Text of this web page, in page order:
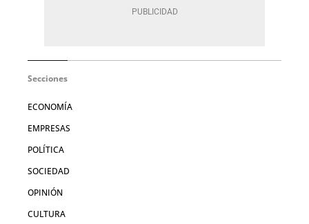
Secciones
ECONOMÍA
EMPRESAS
POLÍTICA
SOCIEDAD
OPINIÓN
CULTURA